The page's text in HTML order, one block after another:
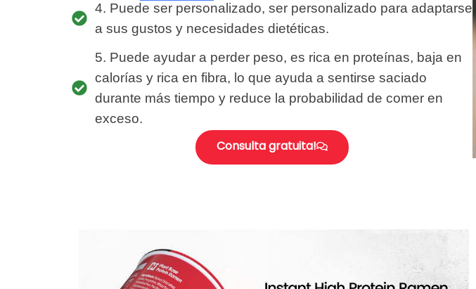
4. Puede ser personalizado, ser personalizado para adaptarse
a sus gustos y necesidades dietéticas.
5. Puede ayudar a perder peso, es rica en proteínas, baja en
calorías y rica en fibra, lo que ayuda a sentirse saciado
durante más tiempo y reduce la probabilidad de comer en
exceso.
Consulta gratuita!